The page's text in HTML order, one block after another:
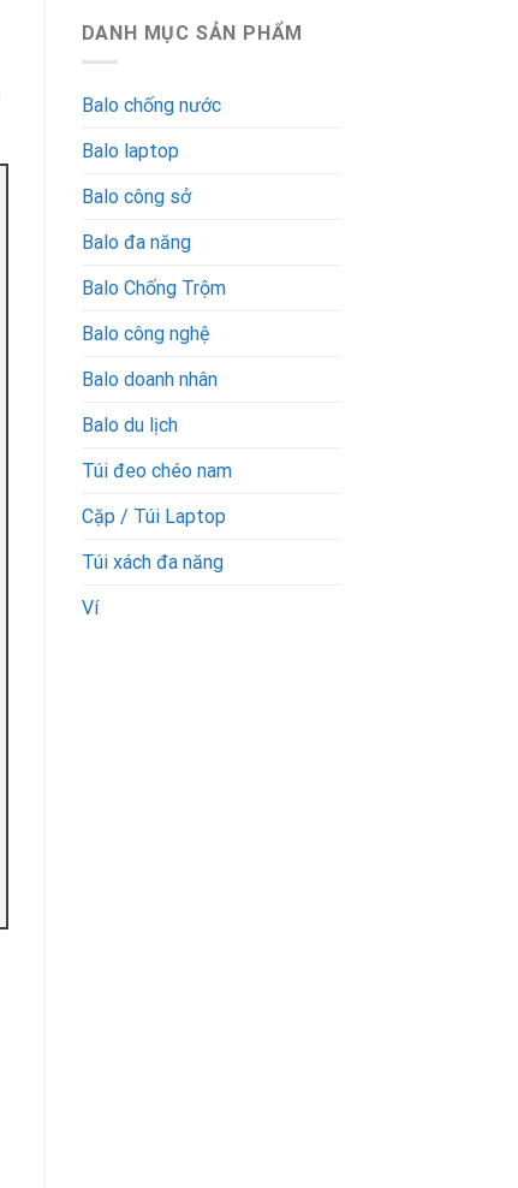
DANH MỤC SẢN PHẨM
Balo chống nước
Balo laptop
Balo công sở
Balo đa năng
Balo Chống Trộm
Balo công nghệ
Balo doanh nhân
Balo du lịch
Túi đeo chéo nam
Cặp / Túi Laptop
Túi xách đa năng
Ví